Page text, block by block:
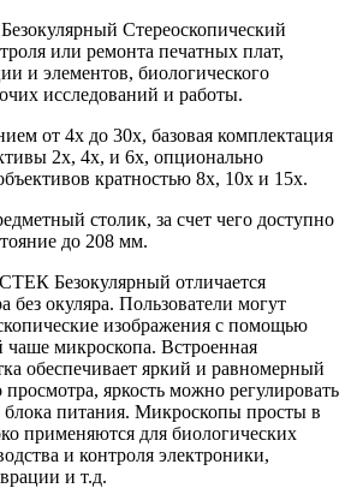
Стереоскопический
или ремонта печатных плат,
и элементов, биологического
исследований и работы.
от 4х до 30х, базовая комплектация
2х, 4х, и 6х, опционально
кратностью 8x, 10x и 15x.
столик, за счет чего доступно
до 208 мм.
Безокулярный отличается
без окуляра. Пользователи могут
изображения с помощью
чаше микроскопа. Встроенная
обеспечивает яркий и равномерный
яркость можно регулировать
питания. Микроскопы просты в
применяются для биологических
и контроля электроники,
и т.д.